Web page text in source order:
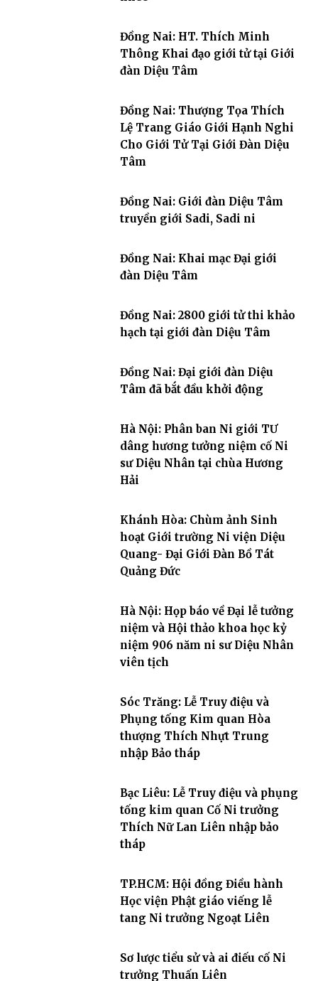
Đồng Nai: HT. Thích Minh
Thông Khai đạo giới tử tại Giới
đàn Diệu Tâm
Đồng Nai: Thượng Tọa Thích
Lệ Trang Giáo Giới Hạnh Nghi
Cho Giới Tử Tại Giới Đàn Diệu
Tâm
Đồng Nai: Giới đàn Diệu Tâm
truyền giới Sadi, Sadi ni
Đồng Nai: Khai mạc Đại giới
đàn Diệu Tâm
Đồng Nai: 2800 giới tử thi khảo
hạch tại giới đàn Diệu Tâm
Đồng Nai: Đại giới đàn Diệu
Tâm đã bắt đầu khởi động
Hà Nội: Phân ban Ni giới TƯ
dâng hương tưởng niệm cố Ni
sư Diệu Nhân tại chùa Hương
Hải
Khánh Hòa: Chùm ảnh Sinh
hoạt Giới trường Ni viện Diệu
Quang- Đại Giới Đàn Bồ Tát
Quảng Đức
Hà Nội: Họp báo về Đại lễ tưởng
niệm và Hội thảo khoa học kỷ
niệm 906 năm ni sư Diệu Nhân
viên tịch
Sóc Trăng: Lễ Truy điệu và
Phụng tống Kim quan Hòa
thượng Thích Nhựt Trung
nhập Bảo tháp
Bạc Liêu: Lễ Truy điệu và phụng
tống kim quan Cố Ni trưởng
Thích Nữ Lan Liên nhập bảo
tháp
TP.HCM: Hội đồng Điều hành
Học viện Phật giáo viếng lễ
tang Ni trưởng Ngoạt Liên
Sơ lược tiểu sử và ai điếu cố Ni
trưởng Thuấn Liên